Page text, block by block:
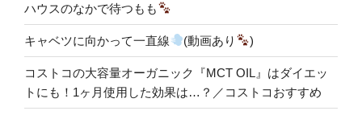
ハウスのなかで待つもも
キャベツに向かって一直線 (動画あり )
コストコの大容量オーガニック『MCT OIL』はダイエッ
トにも！1ヶ月使用した効果は…？／コストコおすすめ